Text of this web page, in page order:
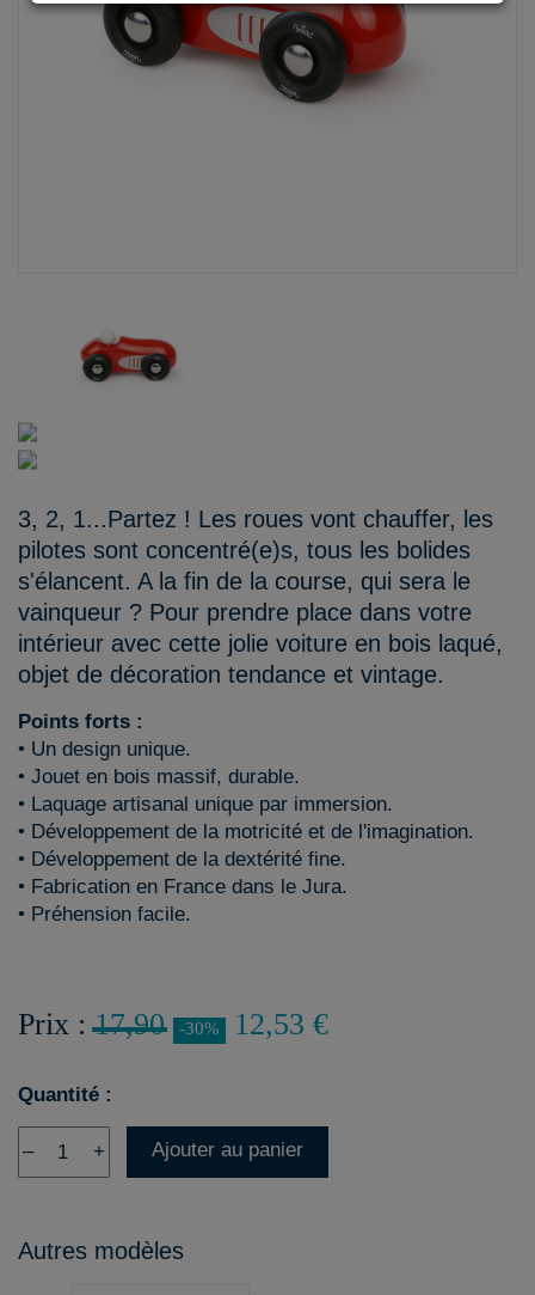
3, 2, 1...Partez ! Les roues vont chauffer, les
pilotes sont concentré(e)s, tous les bolides
s'élancent. A la fin de la course, qui sera le
vainqueur ? Pour prendre place dans votre
intérieur avec cette jolie voiture en bois laqué,
objet de décoration tendance et vintage.
Points forts :
• Un design unique.
• Jouet en bois massif, durable.
• Laquage artisanal unique par immersion.
• Développement de la motricité et de l'imagination.
• Développement de la dextérité fine.
• Fabrication en France dans le Jura.
• Préhension facile.
Prix :17,90 -30% 12,53 €
Quantité :
– + Ajouter au panier
Autres modèles